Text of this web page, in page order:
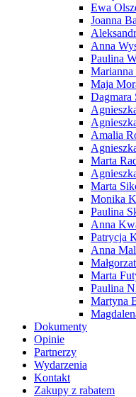
Ewa
Joanna
Anna
Paulina
Maja
Dagmara
Amalia
Marta
Marta
Monika
Paulina
Anna
Patrycja
Anna
Marta
Paulina
Martyna
Dokumenty
Opinie
Partnerzy
Wydarzenia
Kontakt
Zakupy z rabatem